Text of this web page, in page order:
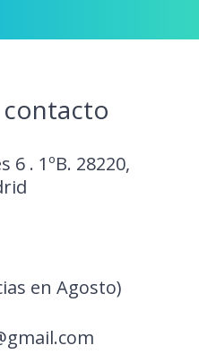
6 . 1ºB. 28220,
en Agosto)